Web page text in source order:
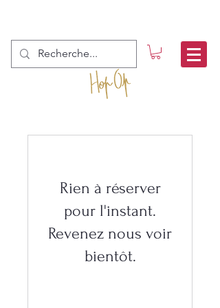
Rien à réserver
pour l'instant.
Revenez nous voir
bientôt.